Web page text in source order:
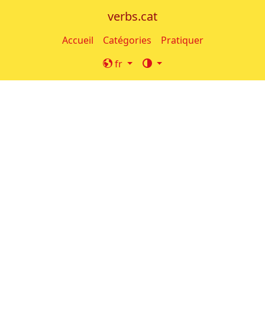
verbs.cat
Accueil Catégories
Pratiquer
fr